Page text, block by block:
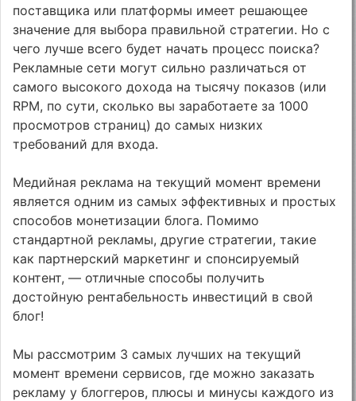
поставщика или платформы имеет решающее
значение для выбора правильной стратегии. Но с
чего лучше всего будет начать процесс поиска?
Рекламные сети могут сильно различаться от
самого высокого дохода на тысячу показов (или
RPM, по сути, сколько вы заработаете за 1000
просмотров страниц) до самых низких
требований для входа.
Медийная реклама на текущий момент времени
является одним из самых эффективных и простых
способов монетизации блога. Помимо
стандартной рекламы, другие стратегии, такие
как партнерский маркетинг и спонсируемый
контент, — отличные способы получить
достойную рентабельность инвестиций в свой
блог!
Мы рассмотрим 3 самых лучших на текущий
момент времени сервисов, где можно заказать
рекламу у блоггеров, плюсы и минусы каждого из